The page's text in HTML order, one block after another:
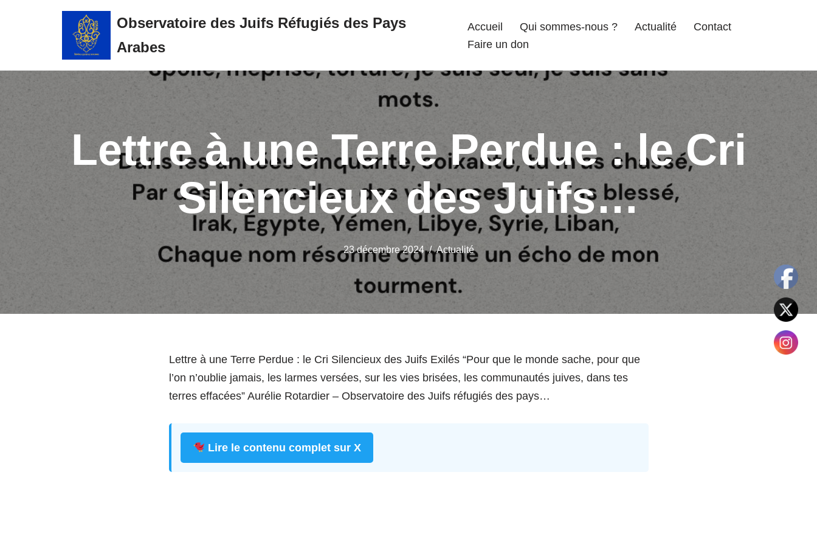
contenu
Observatoire des Juifs Réfugiés des Pays
Arabes
Accueil Qui sommes-nous ? Actualité
Contact
Faire un don
Lettre à une Terre Perdue : le Cri
Silencieux des Juifs…
23 décembre 2024 Actualité
Lettre à une Terre Perdue : le Cri Silencieux des Juifs Exilés “Pour que le monde sache, pour que
l’on n’oublie jamais, les larmes versées, sur les vies brisées, les communautés juives, dans tes
terres effacées” Aurélie Rotardier – Observatoire des Juifs réfugiés des pays…
Lire le contenu complet sur X